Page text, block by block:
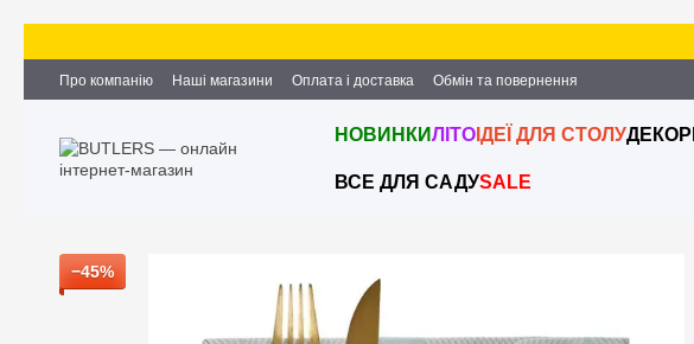
Про компанію Наші магазини Оплата і доставка
Обмін та повернення
Партнерство та співпраця
Вакансії Контактна інформація
НОВИНКИЛІТО ІДЕЇ ДЛЯ СТОЛУДЕКОР
ВСЕ ДЛЯ САДУSALE
−45%